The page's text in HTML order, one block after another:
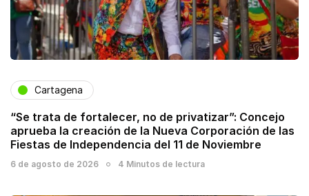
Cartagena
“Se trata de fortalecer, no de privatizar”: Concejo
aprueba la creación de la Nueva Corporación de las
Fiestas de Independencia del 11 de Noviembre
6 de agosto de 2026 4 Minutos de lectura